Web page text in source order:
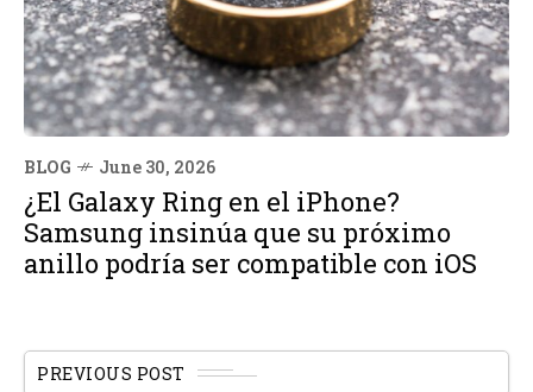
BLOG June 30, 2026
¿El Galaxy Ring en el iPhone?
Samsung insinúa que su próximo
anillo podría ser compatible con iOS
PREVIOUS POST